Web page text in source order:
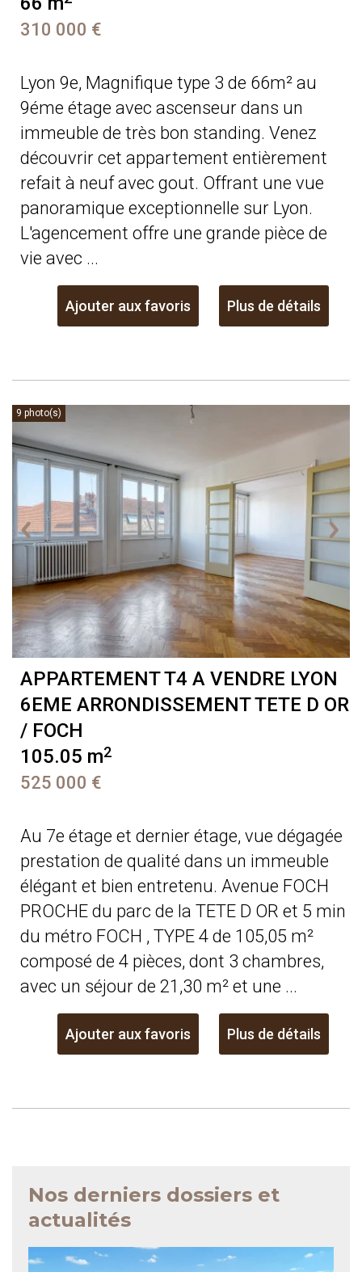
310 000 €
Lyon 9e, Magnifique type 3 de 66m² au
9éme étage avec ascenseur dans un
immeuble de très bon standing. Venez
découvrir cet appartement entièrement
refait à neuf avec gout. Offrant une vue
panoramique exceptionnelle sur Lyon.
L'agencement offre une grande pièce de
vie avec ...
Ajouter aux favoris Plus de détails
9 photo(s)
APPARTEMENT T4 A VENDRE LYON
6EME ARRONDISSEMENT TETE D OR
/ FOCH
105.05 m2
525 000 €
Au 7e étage et dernier étage, vue dégagée
prestation de qualité dans un immeuble
élégant et bien entretenu. Avenue FOCH
PROCHE du parc de la TETE D OR et 5 min
du métro FOCH , TYPE 4 de 105,05 m²
composé de 4 pièces, dont 3 chambres,
avec un séjour de 21,30 m² et une ...
Ajouter aux favoris Plus de détails
Nos derniers dossiers et
actualités